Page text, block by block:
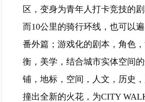
区，变身为青年人打卡竞技的剧
而10公里的骑行环线，也可以
番外篇；游戏化的剧本，角色，
衡，美学，结合城市实体空间
铺，地标，空间，人文，历史
撞出全新的火花，为CITY